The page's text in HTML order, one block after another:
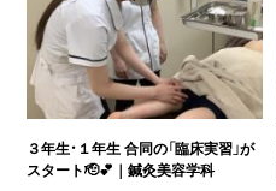
３年生・１年生 合同の「臨床実習」が
スタート🫡💕｜鍼灸美容学科